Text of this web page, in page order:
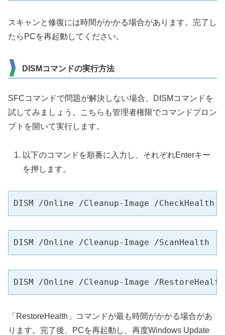
スキャンと修復には時間がかかる場合があります。完了し
たらPCを再起動してください。
DISMコマンドの実行方法
SFCコマンドで問題が解決しない場合、DISMコマンドを
試してみましょう。こちらも管理者権限でコマンドプロン
プトを開いて実行します。
以下のコマンドを順番に入力し、それぞれEnterキー
を押します。
DISM /Online /Cleanup-Image /CheckHealth
DISM /Online /Cleanup-Image /ScanHealth
DISM /Online /Cleanup-Image /RestoreHealth
「RestoreHealth」コマンドが最も時間がかかる場合があ
ります。完了後、PCを再起動し、再度Windows Update